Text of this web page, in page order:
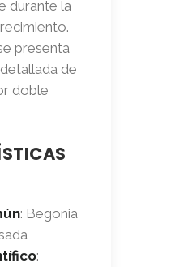
durante la
presenta
de
doble
: Begonia
: